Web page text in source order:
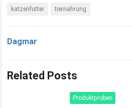
katzenfutter tiernahrung
Dagmar
Related Posts
Produktproben